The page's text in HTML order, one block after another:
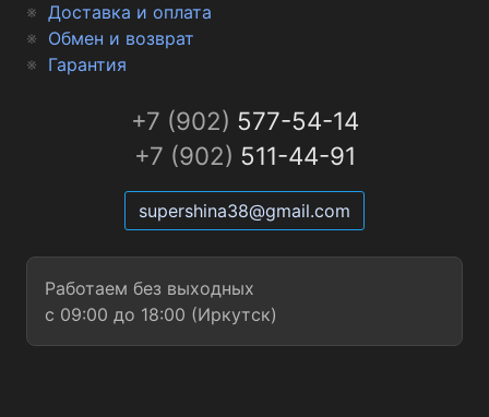
Доставка и оплата
Обмен и возврат
Гарантия
+7 (902) 577-54-14
+7 (902) 511-44-91
supershina38@gmail.com
Работаем без выходных
с 09:00 до 18:00 (Иркутск)